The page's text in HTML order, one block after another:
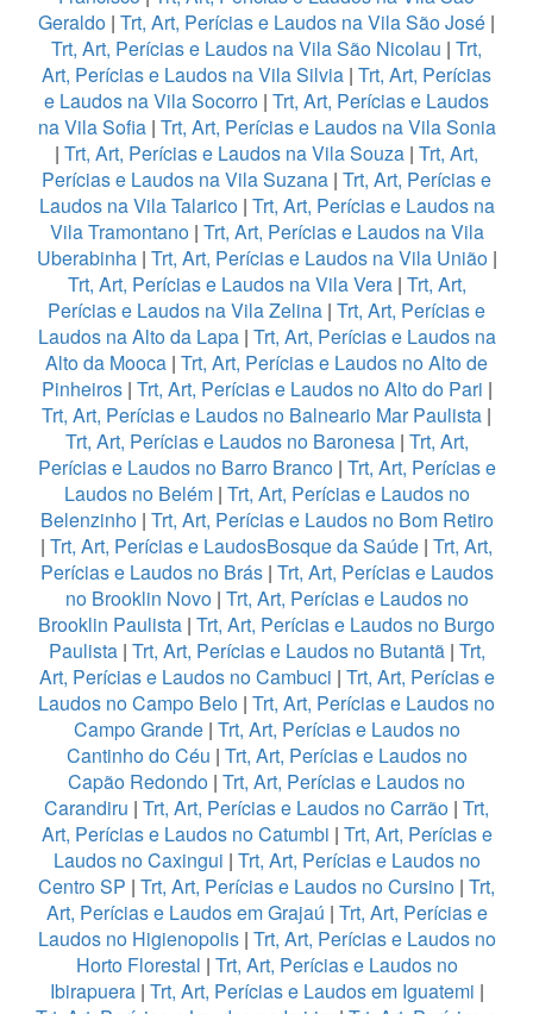
Geraldo | Trt, Art, Perícias e Laudos na Vila São José |
Trt, Art, Perícias e Laudos na Vila São Nicolau | Trt,
Art, Perícias e Laudos na Vila Silvia | Trt, Art, Perícias
e Laudos na Vila Socorro | Trt, Art, Perícias e Laudos
na Vila Sofia| Trt, Art, Perícias e Laudos na Vila Sonia
| Trt, Art, Perícias e Laudos na Vila Souza | Trt, Art,
Perícias e Laudos na Vila Suzana | Trt, Art, Perícias e
Laudos na Vila Talarico| Trt, Art, Perícias e Laudos na
Vila Tramontano| Trt, Art, Perícias e Laudos na Vila
Uberabinha| Trt, Art, Perícias e Laudos na Vila União|
Trt, Art, Perícias e Laudos na Vila Vera| Trt, Art,
Perícias e Laudos na Vila Zelina | Trt, Art, Perícias e
Laudos na Alto da Lapa| Trt, Art, Perícias e Laudos na
Alto da Mooca | Trt, Art, Perícias e Laudos no Alto de
Pinheiros| Trt, Art, Perícias e Laudos no Alto do Pari |
Trt, Art, Perícias e Laudos no Balneario Mar Paulista |
Trt, Art, Perícias e Laudos no Baronesa| Trt, Art,
Perícias e Laudos no Barro Branco| Trt, Art, Perícias e
Laudos no Belém| Trt, Art, Perícias e Laudos no
Belenzinho| Trt, Art, Perícias e Laudos no Bom Retiro
| Trt, Art, Perícias e LaudosBosque da Saúde | Trt, Art,
Perícias e Laudos no Brás| Trt, Art, Perícias e Laudos
no Brooklin Novo| Trt, Art, Perícias e Laudos no
Brooklin Paulista | Trt, Art, Perícias e Laudos no Burgo
Paulista| Trt, Art, Perícias e Laudos no Butantã| Trt,
Art, Perícias e Laudos no Cambuci | Trt, Art, Perícias e
Laudos no Campo Belo | Trt, Art, Perícias e Laudos no
Campo Grande| Trt, Art, Perícias e Laudos no
Cantinho do Céu | Trt, Art, Perícias e Laudos no
Capão Redondo | Trt, Art, Perícias e Laudos no
Carandiru | Trt, Art, Perícias e Laudos no Carrão | Trt,
Art, Perícias e Laudos no Catumbi | Trt, Art, Perícias e
Laudos no Caxingui | Trt, Art, Perícias e Laudos no
Centro SP | Trt, Art, Perícias e Laudos no Cursino | Trt,
Art, Perícias e Laudos em Grajaú | Trt, Art, Perícias e
Laudos no Higienopolis| Trt, Art, Perícias e Laudos no
Horto Florestal | Trt, Art, Perícias e Laudos no
Ibirapuera| Trt, Art, Perícias e Laudos em Iguatemi |